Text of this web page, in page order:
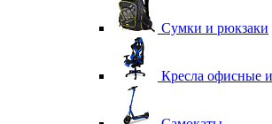
Сумки и рюкзаки
Кресла офисные